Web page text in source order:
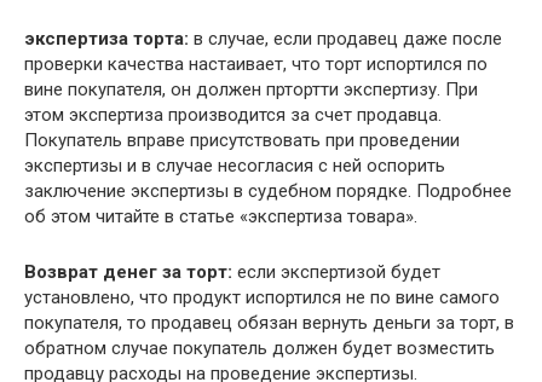
экспертиза торта: в случае, если продавец даже после
проверки качества настаивает, что торт испортился по
вине покупателя, он должен пртортти экспертизу. При
этом экспертиза производится за счет продавца.
Покупатель вправе присутствовать при проведении
экспертизы и в случае несогласия с ней оспорить
заключение экспертизы в судебном порядке. Подробнее
об этом читайте в статье «экспертиза товара».
Возврат денег за торт: если экспертизой будет
установлено, что продукт испортился не по вине самого
покупателя, то продавец обязан вернуть деньги за торт, в
обратном случае покупатель должен будет возместить
продавцу расходы на проведение экспертизы.